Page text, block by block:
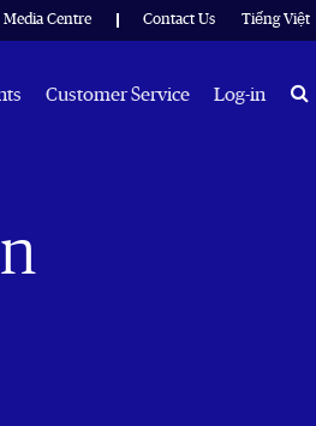
Media Centre Contact Us Tiếng Việt
Customer Service Log-in